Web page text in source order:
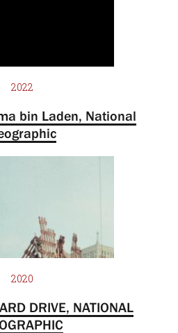
2022
bin Laden, National
2020
DRIVE, NATIONAL